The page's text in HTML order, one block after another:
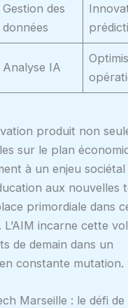
Gestion des
données
Analyse IA
produit non
sur le plan
à un enjeu sociétal
aux nouvelles
primordiale dans
incarne cette
de demain dans un
constante mutation.
Marseille : le défi de